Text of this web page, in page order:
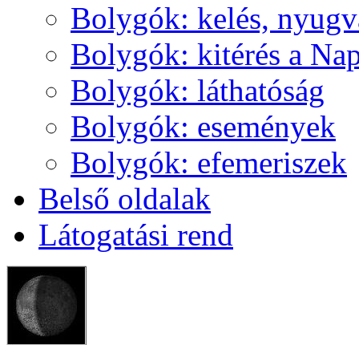
Boly­gók: ke­lés,
Boly­gók: ki­té­rés a
Boly­gók: lát­ha­tó­ság
Boly­gók: ese­mé­nyek
Boly­gók: efe­me­ri­szek
Bel­ső ol­da­lak
Lá­to­ga­tá­si rend